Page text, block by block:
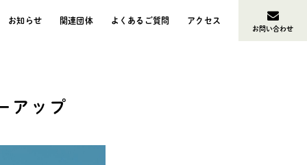
お知らせ 関連団体 よくあるご質問 アクセス
お問い合わせ
アップ